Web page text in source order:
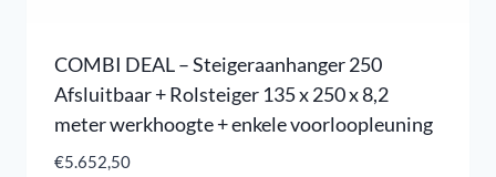
COMBI DEAL – Steigeraanhanger 250
Afsluitbaar + Rolsteiger 135 x 250 x 8,2
meter werkhoogte + enkele voorloopleuning
€5.652,50